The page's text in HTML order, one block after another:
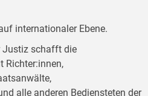
internationaler Ebene.
Justiz schafft die
Richter:innen,
alle anderen Bediensteten der